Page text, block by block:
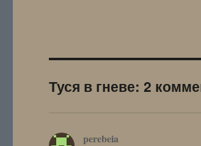
Туся в гневе: 2
perebeia